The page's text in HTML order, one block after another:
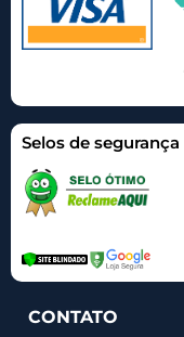
Selos de segurança
CONTATO